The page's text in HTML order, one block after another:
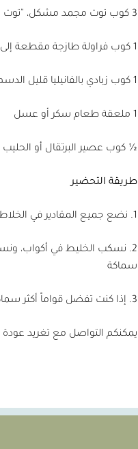
3 كوب توت مجمد مشكل، “توت العليق والتوت الأزرق وتوت العليق الأسود” مذابة قليلًا
1 كوب فراولة طازجة مقطعة إلى شرائح
1 كوب زبادي بالفانيليا قليل الدسم
1 ملعقة طعام سكر أو عسل
½ كوب عصير البرتقال أو
طريقة التحضير
1. نضع جميع المقادير في الخلاط، ونمزجها حتى تتجانس تمامًا
2. نسكب الخليط في أكواب،
سماكة
3. إذا كنت تفضل قواماً أكثر سماكة، استخدم كمية أقل من العصير أو الحليب
يمكنكم التواصل مع تغريد عودة